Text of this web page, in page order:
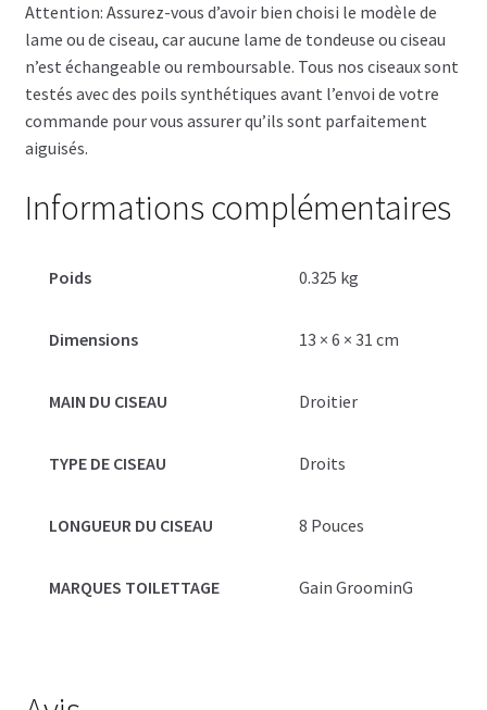
Attention: Assurez-vous d’avoir bien choisi le modèle de
lame ou de ciseau, car aucune lame de tondeuse ou ciseau
n’est échangeable ou remboursable. Tous nos ciseaux sont
testés avec des poils synthétiques avant l’envoi de votre
commande pour vous assurer qu’ils sont parfaitement
aiguisés.
Informations complémentaires
Poids 0.325 kg
Dimensions 13 × 6 × 31 cm
MAIN DU CISEAU Droitier
TYPE DE CISEAU Droits
LONGUEUR DU CISEAU 8 Pouces
MARQUES TOILETTAGE Gain GroominG